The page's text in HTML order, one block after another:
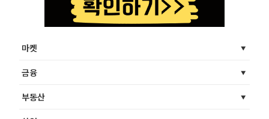
마켓
금융
부동산